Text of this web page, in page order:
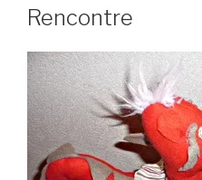
LE
Rencontre